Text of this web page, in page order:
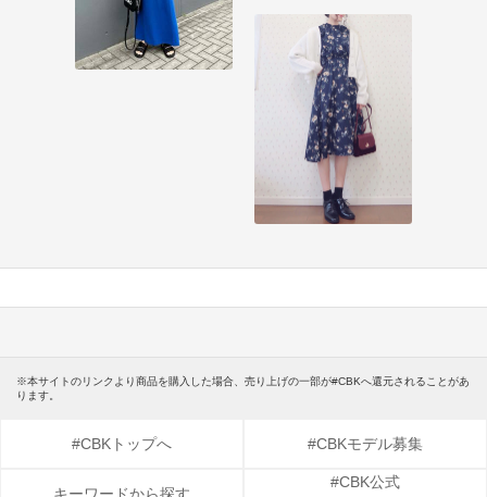
※本サイトのリンクより商品を購入した場合、売り上げの一部が#CBKへ還元されることがあ
ります。
#CBKトップへ #CBKモデル募集
#CBK公式